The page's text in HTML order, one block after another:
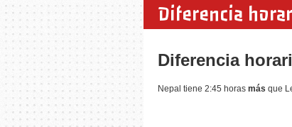
Diferencia
Diferencia
Nepal tiene 2:45 horas más que